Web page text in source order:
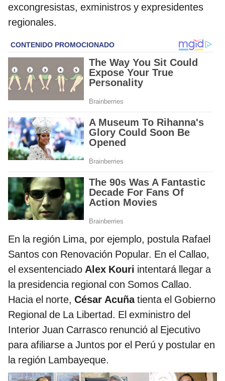
excongresistas, exministros y expresidentes
regionales.
En la región Lima, por ejemplo, postula Rafael
Santos con Renovación Popular. En el Callao,
el exsentenciado Alex Kouri intentará llegar a
la presidencia regional con Somos Callao.
Hacia el norte, César Acuñatienta el Gobierno
Regional de La Libertad. El exministro del
Interior Juan Carrasco renunció al Ejecutivo
para afiliarse a Juntos por el Perú y postular en
la región Lambayeque.